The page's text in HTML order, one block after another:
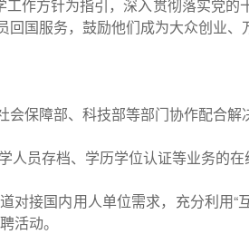
方针为指引，深入贯彻落实党的
国服务，鼓励他们成为大众创业、
保障部、科技部等部门协作配合解
员存档、学历学位认证等业务的在
接国内用人单位需求，充分利用“
活动。